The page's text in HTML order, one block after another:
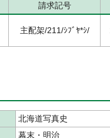
請求記号
主配架/211/ｼﾌﾞﾔ*ｼ/
北海道写真史
幕末・明治